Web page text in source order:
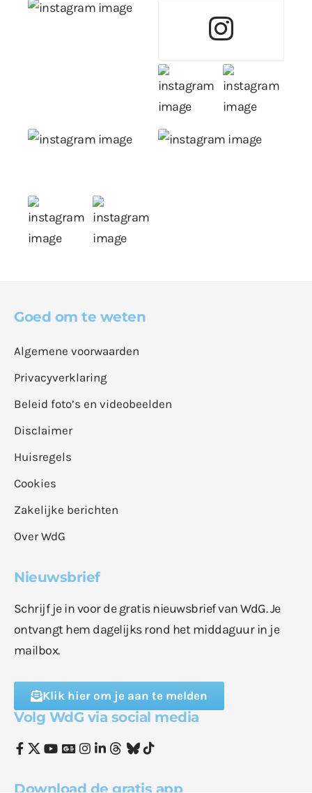
Goed om te weten
Algemene voorwaarden
Privacyverklaring
Beleid foto’s en videobeelden
Disclaimer
Huisregels
Cookies
Zakelijke berichten
Over WdG
Nieuwsbrief
Schrijf je in voor de gratis nieuwsbrief van WdG. Je
ontvangt hem dagelijks rond het middaguur in je
mailbox.
Klik hier om je aan te melden
Volg WdG via social media
Download de gratis app